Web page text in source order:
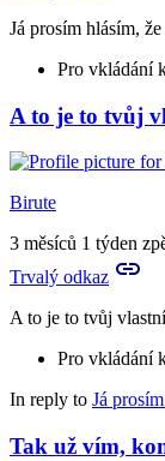
Já prosím hlásím, že
Pro vkládání
A to je to tvůj
Birute
3 měsíců 1 týden
Trvalý odkaz
A to je to tvůj
Pro vkládání
In reply to Já
Tak už vím,